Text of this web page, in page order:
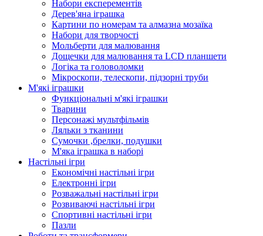
Набори експерементів
Дерев'яна іграшка
Картини по номерам та алмазна мозаїка
Набори для творчості
Мольберти для малювання
Дощечки для малювання та LCD планшети
Логіка та головоломки
Мікроскопи, телескопи, підзорні труби
М'які іграшки
Функціональні м'які іграшки
Тварини
Персонажі мультфільмів
Ляльки з тканини
Сумочки ,брелки, подушки
М'яка іграшка в наборі
Настільні ігри
Економічні настільні ігри
Електронні ігри
Розважальні настільні ігри
Розвиваючі настільні ігри
Спортивні настільні ігри
Пазли